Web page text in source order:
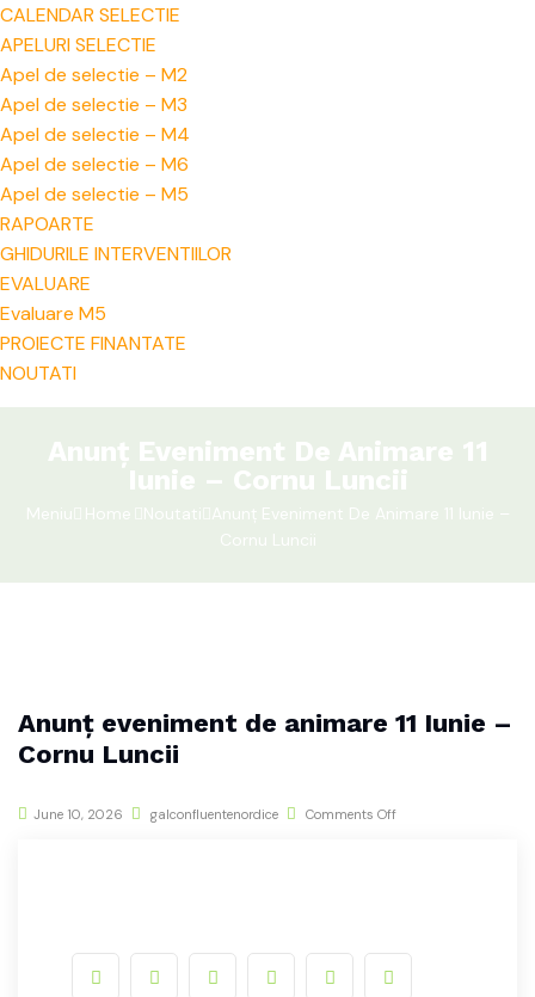
CALENDAR SELECTIE
APELURI SELECTIE
Apel de selectie – M2
Apel de selectie – M3
Apel de selectie – M4
Apel de selectie – M6
Apel de selectie – M5
RAPOARTE
GHIDURILE INTERVENTIILOR
EVALUARE
Evaluare M5
PROIECTE FINANTATE
NOUTATI
Anunț Eveniment De Animare 11
Iunie – Cornu Luncii
Meniu Home Noutati Anunț Eveniment De Animare 11 Iunie –
Cornu Luncii
Anunț eveniment de animare 11 Iunie –
Cornu Luncii
June 10, 2026 galconfluentenordice Comments Off